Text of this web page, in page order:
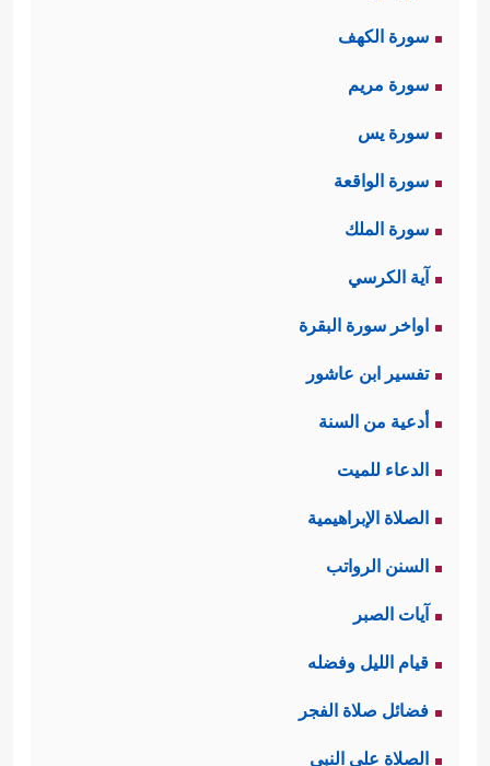
سورة الكهف
سورة مريم
سورة يس
سورة الواقعة
سورة الملك
آية الكرسي
اواخر سورة البقرة
تفسير ابن عاشور
أدعية من السنة
الدعاء للميت
الصلاة الإبراهيمية
السنن الرواتب
آيات الصبر
قيام الليل وفضله
فضائل صلاة الفجر
الصلاة على النبي